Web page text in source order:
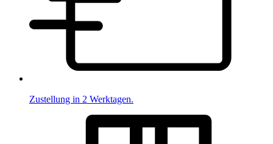
Zustellung in 2 Werktagen.